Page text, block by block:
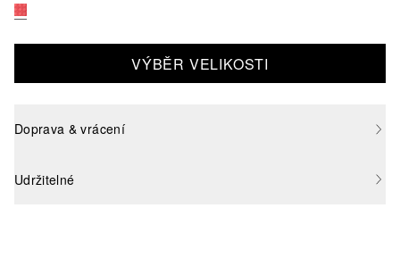
VÝBĚR VELIKOSTI
Doprava & vrácení
Udržitelné